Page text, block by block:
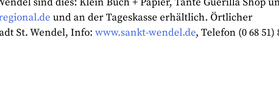
und an der Tageskasse erhältlich. Örtlicher
St. Wendel, Info:www.sankt-wendel.de, Telefon (0 68 51)